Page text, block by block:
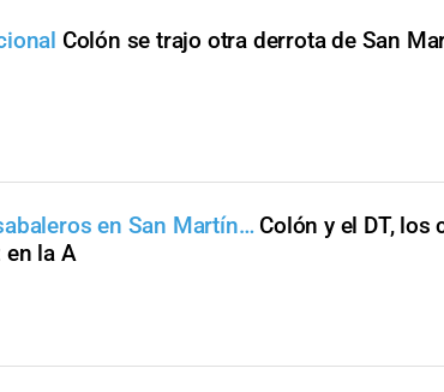
Colón se trajo otra derrota de San
en San Martín… Colón y el DT,
en la A